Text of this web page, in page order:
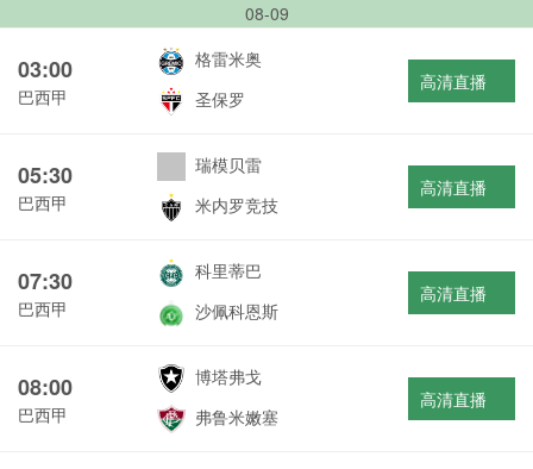
08-09
03:00
巴西甲
格雷米奥
圣保罗
高清直播
05:30
巴西甲
瑞模贝雷
米内罗竞技
高清直播
07:30
巴西甲
科里蒂巴
沙佩科恩斯
高清直播
08:00
巴西甲
博塔弗戈
弗鲁米嫩塞
高清直播